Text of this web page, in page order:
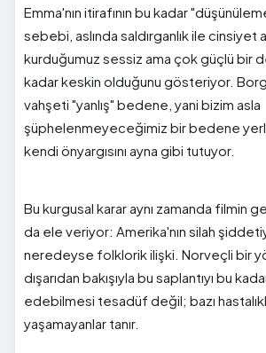
Emma'nın itirafının bu kadar
sebebi, aslında saldırganlık ile cinsiyet
kurduğumuz sessiz ama çok güçlü bir
kadar keskin olduğunu gösteriyor.
vahşeti "yanlış" bedene, yani bizim asla
şüphelenmeyeceğimiz bir bedene
kendi önyargısını ayna gibi tutuyor.
Bu kurgusal karar aynı zamanda filmin
da ele veriyor: Amerika'nın silah
neredeyse folklorik ilişki. Norveçli bir
dışarıdan bakışıyla bu saplantıyı bu
edebilmesi tesadüf değil; bazı
yaşamayanlar tanır.